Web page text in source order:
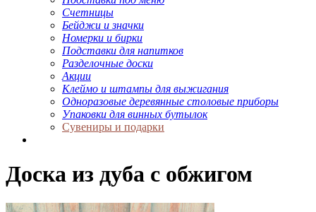
Счетницы
Бейджи и значки
Номерки и бирки
Подставки для напитков
Разделочные доски
Акции
Клеймо и штампы для выжигания
Одноразовые деревянные столовые приборы
Упаковки для винных бутылок
Сувениры и подарки
Доска из дуба с обжигом